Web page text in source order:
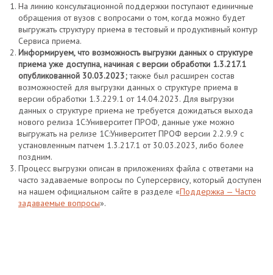
На линию консультационной поддержки поступают единичные
обращения от вузов с вопросами о том, когда можно будет
выгружать структуру приема в тестовый и продуктивный контур
Сервиса приема.
Информируем, что возможность выгрузки данных о структуре
приема уже доступна, начиная с версии обработки 1.3.217.1
опубликованной 30.03.2023;также был расширен состав
возможностей для выгрузки данных о структуре приема в
версии обработки 1.3.229.1 от 14.04.2023. Для выгрузки
данных о структуре приема не требуется дожидаться выхода
нового релиза 1С:Университет ПРОФ, данные уже можно
выгружать на релизе 1С:Университет ПРОФ версии 2.2.9.9 с
установленным патчем 1.3.217.1 от 30.03.2023, либо более
поздним.
Процесс выгрузки описан в приложениях файла с ответами на
часто задаваемые вопросы по Суперсервису, который доступен
на нашем официальном сайте в разделе «Поддержка — Часто
задаваемые вопросы».